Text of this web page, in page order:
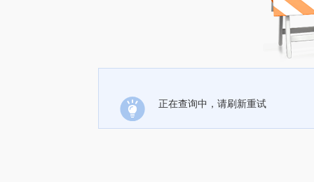
正在查询中，请刷新重试